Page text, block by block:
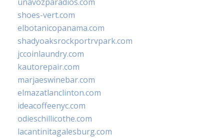
shoes-vert.com
elbotanicopanama.com
shadyoaksrockportrvpark.com
jccoinlaundry.com
kautorepair.com
marjaeswinebar.com
elmazatlanclinton.com
ideacoffeenyc.com
odieschillicothe.com
lacantinitagalesburg.com